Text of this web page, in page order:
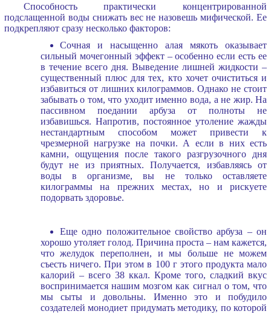
Способность практически концентрированной
подслащенной воды снижать вес не назовешь мифической. Ее
подкрепляют сразу несколько факторов:
Сочная и насыщенно алая мякоть оказывает
сильный мочегонный эффект – особенно если есть ее
в течение всего дня. Выведение лишней жидкости –
существенный плюс для тех, кто хочет очиститься и
избавиться от лишних килограммов. Однако не стоит
забывать о том, что уходит именно вода, а не жир. На
пассивном поедании арбуза от полноты не
избавишься. Напротив, постоянное утоление жажды
нестандартным способом может привести к
чрезмерной нагрузке на почки. А если в них есть
камни, ощущения после такого разгрузочного дня
будут не из приятных. Получается, избавляясь от
воды в организме, вы не только оставляете
килограммы на прежних местах, но и рискуете
подорвать здоровье.
Еще одно положительное свойство арбуза – он
хорошо утоляет голод. Причина проста – нам кажется,
что желудок переполнен, и мы больше не можем
съесть ничего. При этом в 100 г этого продукта мало
калорий – всего 38 ккал. Кроме того, сладкий вкус
воспринимается нашим мозгом как сигнал о том, что
мы сыты и довольны. Именно это и побудило
создателей монодиет придумать методику, по которой